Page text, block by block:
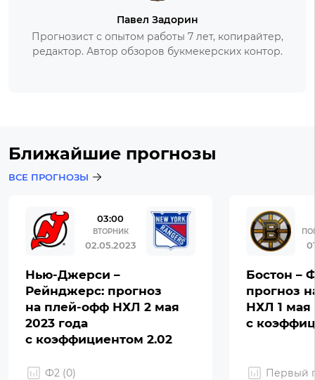
Павел Задорин
Прогнозист с опытом работы 7 лет, копирайтер,
редактор. Автор обзоров букмекерских контор.
Ближайшие прогнозы
ВСЕ ПРОГНОЗЫ
03:00
ВТОРНИК
02.05.2023
Нью-Джерси –
Рейнджерс: прогноз
на плей-офф НХЛ 2 мая
2023 года
с коэффициентом 2.02
Ф2 (0)
Бостон –
прогноз
НХЛ 1 мая
с
Первый